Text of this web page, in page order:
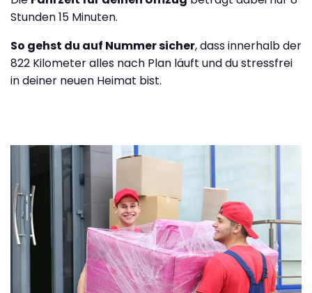
Stunden 15 Minuten.
So gehst du auf Nummer sicher, dass innerhalb der
822 Kilometer alles nach Plan läuft und du stressfrei
in deiner neuen Heimat bist.